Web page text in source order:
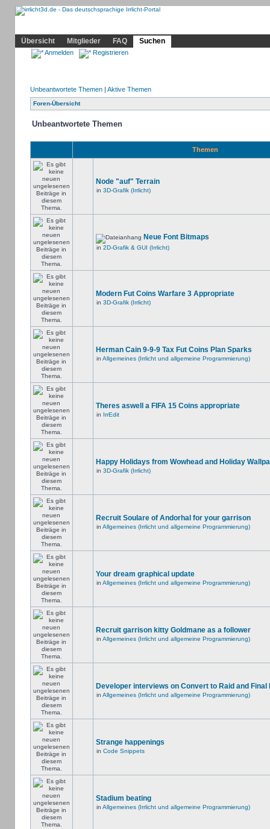
Übersicht
Mitglieder FAQ Suchen
Anmelden Registrieren
Unbeantwortete Themen| Aktive Themen
Foren-Übersicht
Unbeantwortete Themen
Themen
Node "auf" Terrain
in 3D-Grafik (Irrlicht)
Neue Font Bitmaps
in 2D-Grafik & GUI (Irrlicht)
Modern Fut Coins Warfare 3 Appropriate
in 3D-Grafik (Irrlicht)
Herman Cain 9-9-9 Tax Fut Coins Plan Sparks
in Allgemeines (Irrlicht und allgemeine Programmierung)
Theres aswell a FIFA 15 Coins appropriate
in IrrEdit
Happy Holidays from Wowhead and Holiday
in 3D-Grafik (Irrlicht)
Recruit Soulare of Andorhal for your garrison
in Allgemeines (Irrlicht und allgemeine Programmierung)
Your dream graphical update
in Allgemeines (Irrlicht und allgemeine Programmierung)
Recruit garrison kitty Goldmane as a follower
in Allgemeines (Irrlicht und allgemeine Programmierung)
Developer interviews on Convert to Raid and Final
in Allgemeines (Irrlicht und allgemeine Programmierung)
Strange happenings
in Code Snippets
Stadium beating
in Allgemeines (Irrlicht und allgemeine Programmierung)